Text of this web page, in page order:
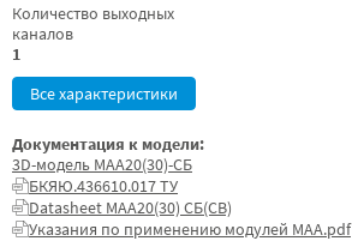
Количество выходных
каналов
1
Все характеристики
Документация к модели:
3D-модель МАА20(30)-СБ
БКЯЮ.436610.017 ТУ
Datasheet МАА20(30) СБ(СВ)
Указания по применению модулей МАА.pdf